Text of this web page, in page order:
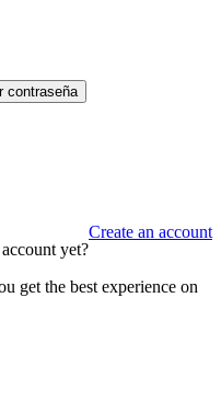
contraseña
yet?
Create an account
get the best experience on